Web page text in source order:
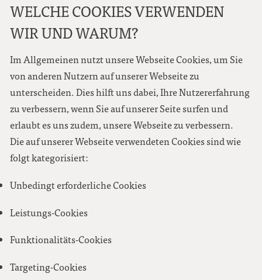
WELCHE COOKIES VERWENDEN
WIR UND WARUM?
Im Allgemeinen nutzt unsere Webseite Cookies, um Sie
von anderen Nutzern auf unserer Webseite zu
unterscheiden. Dies hilft uns dabei, Ihre Nutzererfahrung
zu verbessern, wenn Sie auf unserer Seite surfen und
erlaubt es uns zudem, unsere Webseite zu verbessern.
Die auf unserer Webseite verwendeten Cookies sind wie
folgt kategorisiert:
Unbedingt erforderliche Cookies
Leistungs-Cookies
Funktionalitäts-Cookies
Targeting-Cookies